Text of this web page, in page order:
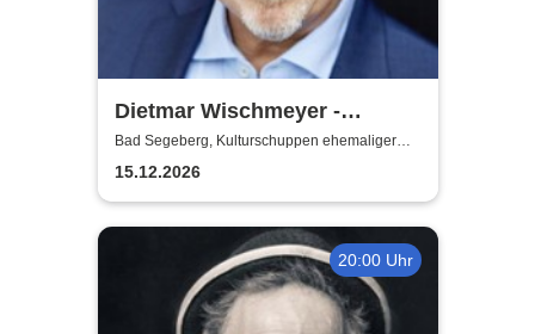
Dietmar Wischmeyer -
Wischmeyer's schwarze
Weihnacht
Bad Segeberg, Kulturschuppen ehemaliger
Antikschuppen
15.12.2026
20:00 Uhr